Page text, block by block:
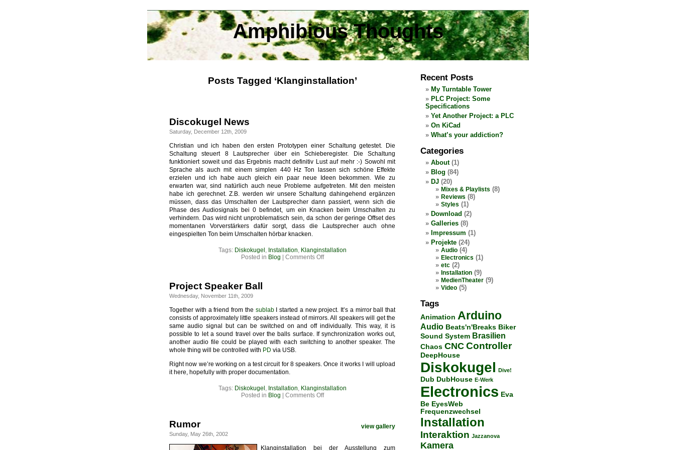
Amphibious Thoughts
Posts Tagged ‘Klanginstallation’
Discokugel News
Saturday, December 12th, 2009
Christian und ich haben den ersten Prototypen einer Schaltung getestet. Die
Schaltung steuert 8 Lautsprecher über ein Schieberegister. Die Schaltung
funktioniert soweit und das Ergebnis macht definitiv Lust auf mehr :-) Sowohl mit
Sprache als auch mit einem simplen 440 Hz Ton lassen sich schöne Effekte
erzielen und ich habe auch gleich ein paar neue Ideen bekommen. Wie zu
erwarten war, sind natürlich auch neue Probleme aufgetreten. Mit den meisten
habe ich gerechnet. Z.B. werden wir unsere Schaltung dahingehend ergänzen
müssen, dass das Umschalten der Lautsprecher dann passiert, wenn sich die
Phase des Audiosignals bei 0 befindet, um ein Knacken beim Umschalten zu
verhindern. Das wird nicht unproblematisch sein, da schon der geringe Offset des
momentanen Vorverstärkers dafür sorgt, dass die Lautsprecher auch ohne
eingespielten Ton beim Umschalten hörbar knacken.
Tags: Diskokugel , Installation, Klanginstallation
Posted in Blog Comments Offon
Project Speaker Ball
Wednesday, November 11th, 2009
Together with a friend from the sublabI started a new project. It’s a mirror ball that
consists of approximately little speakers instead of mirrors. All speakers will get the
same audio signal but can be switched on and off individually. This way, it is
possible to let a sound travel over the balls surface. If synchronization works out,
another audio file could be played with each switching to another speaker. The
whole thing will be controlled with PD via USB.
Right now we’re working on a test circuit for 8 speakers. Once it works I will upload
it here, hopefully with proper documentation.
Tags: Diskokugel , Installation, Klanginstallation
Posted in Blog Comments Offon
Rumor view gallery
Sunday, May 26th, 2002
Klanginstallation bei der Ausstellung zum
Recent Posts
My Turntable Tower
PLC Project: Some
Specifications
Yet Another Project: a PLC
On KiCad
What’s your addiction?
Categories
About(1)
Blog (84)
DJ (20)
Mixes & Playlists (8)
Reviews (8)
Styles (1)
Download (2)
Galleries (8)
Impressum (1)
Projekte (24)
Audio (4)
Electronics (1)
etc (2)
Installation (9)
MedienTheater (9)
Video (5)
Tags
Animation Arduino
Audio Beats'n'Breaks Biker
Sound System Brasilien
Chaos CNC Controller
DeepHouse
Diskokugel Dive!
Dub DubHouse E-Werk
Electronics Eva
Be EyesWeb
Frequenzwechsel
Installation
Interaktion Jazzanova
Kamera